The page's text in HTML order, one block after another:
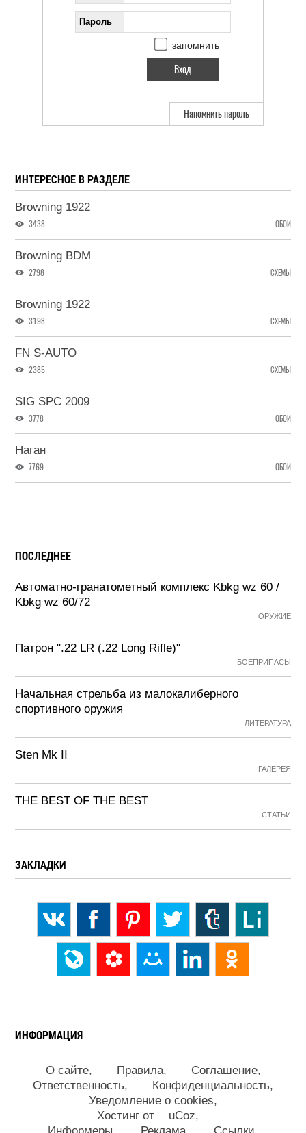
Пароль
запомнить
Напомнить пароль
ИНТЕРЕСНОЕ В РАЗДЕЛЕ
Browning 1922
3438 ОБОИ
Browning BDM
2798 СХЕМЫ
Browning 1922
3198 СХЕМЫ
FN S-AUTO
2385 СХЕМЫ
SIG SPC 2009
3778 ОБОИ
Наган
7769 ОБОИ
ПОСЛЕДНЕЕ
Автоматно-гранатометный комплекс Kbkg wz 60 /
Kbkg wz 60/72
ОРУЖИЕ
Патрон ".22 LR (.22 Long Rifle)"
БОЕПРИПАСЫ
Начальная стрельба из малокалиберного
спортивного оружия
ЛИТЕРАТУРА
Sten Mk II
ГАЛЕРЕЯ
THE BEST OF THE BEST
СТАТЬИ
ЗАКЛАДКИ
ИНФОРМАЦИЯ
О сайте Правила
Соглашение
Ответственность
Конфиденциальность
Уведомление о cookies
Хостинг от
uCoz